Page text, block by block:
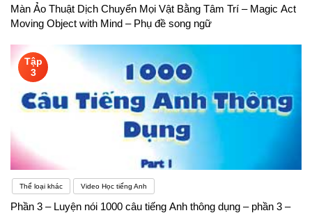
Màn Ảo Thuật Dịch Chuyển Mọi Vật Bằng Tâm Trí – Magic Act
Moving Object with Mind – Phụ đề song ngữ
Tập
3
Thể loại khác Video Học tiếng Anh
Phần 3 – Luyện nói 1000 câu tiếng Anh thông dụng – phần 3 –